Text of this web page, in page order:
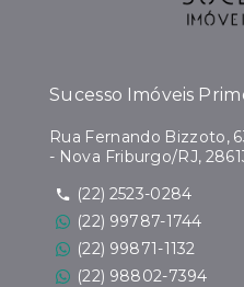
Sucesso Imóveis
Rua Fernando Bizzoto,
- Nova Friburgo/RJ,
(22) 2523-0284
(22) 99787-1744
(22) 99871-1132
(22) 98802-7394